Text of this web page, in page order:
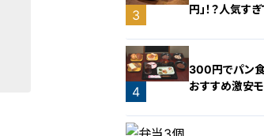
2
3
円」！？人気す
4
300円でパン食
おすすめ激安